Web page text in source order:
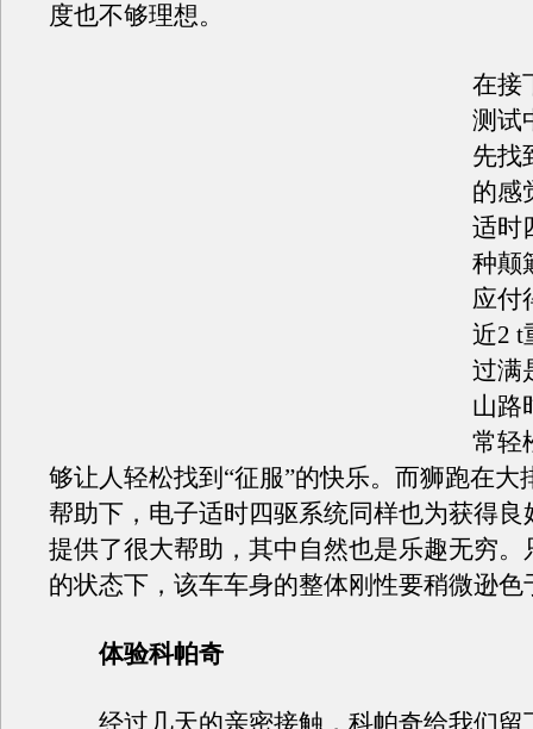
度也不够理想。
在接
测试
先找
的感
适时
种颠
应付
近2 t
过满
山路
常轻
够让人轻松找到“征服”的快乐。而狮跑在大
帮助下，电子适时四驱系统同样也为获得良
提供了很大帮助，其中自然也是乐趣无穷。
的状态下，该车车身的整体刚性要稍微逊色
体验科帕奇
经过几天的亲密接触，科帕奇给我们留